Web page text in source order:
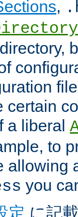
,
certain
a liberal
to
allowing
you
定 に記